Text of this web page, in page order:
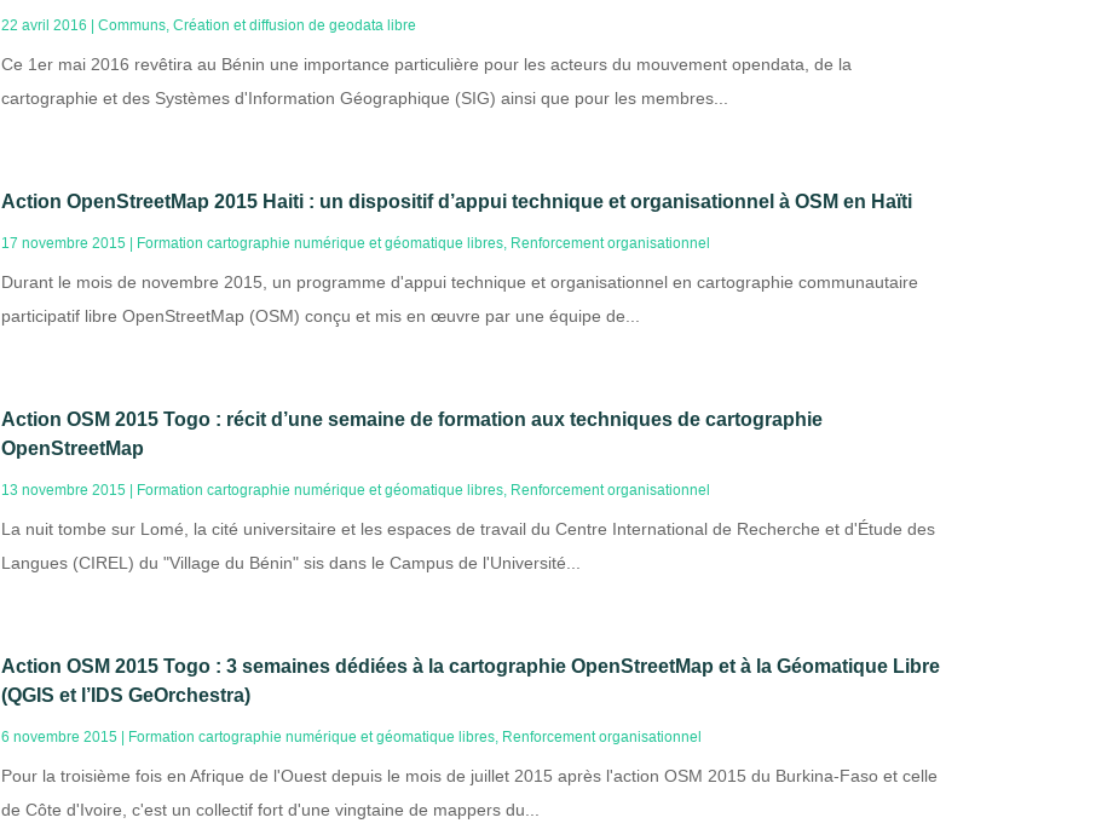
22 avril 2016 |Communs,Création et diffusion de geodata libre
Ce 1er mai 2016 revêtira au Bénin une importance particulière pour les acteurs du mouvement opendata, de la
cartographie et des Systèmes d'Information Géographique (SIG) ainsi que pour les membres...
Action OpenStreetMap 2015 Haiti : un dispositif d’appui technique et organisationnel à OSM en Haïti
17 novembre 2015 | Formation cartographie numérique et géomatique libres, Renforcement organisationnel
Durant le mois de novembre 2015, un programme d'appui technique et organisationnel en cartographie communautaire
participatif libre OpenStreetMap (OSM) conçu et mis en œuvre par une équipe de...
Action OSM 2015 Togo : récit d’une semaine de formation aux techniques de cartographie
OpenStreetMap
13 novembre 2015 | Formation cartographie numérique et géomatique libres, Renforcement organisationnel
La nuit tombe sur Lomé, la cité universitaire et les espaces de travail du Centre International de Recherche et d'Étude des
Langues (CIREL) du "Village du Bénin" sis dans le Campus de l'Université...
Action OSM 2015 Togo : 3 semaines dédiées à la cartographie OpenStreetMap et à la Géomatique Libre
(QGIS et l’IDS GeOrchestra)
6 novembre 2015 | Formation cartographie numérique et géomatique libres, Renforcement organisationnel
Pour la troisième fois en Afrique de l'Ouest depuis le mois de juillet 2015 après l'action OSM 2015 du Burkina-Faso et celle
de Côte d'Ivoire, c'est un collectif fort d'une vingtaine de mappers du...